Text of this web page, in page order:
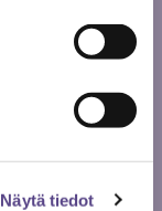
Näytä tiedot